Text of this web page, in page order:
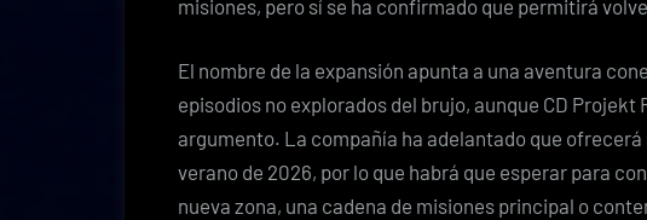
misiones, pero sí se ha confirmado que permitirá
El nombre de la expansión apunta a una aventura
episodios no explorados del brujo, aunque CD Projekt
argumento. La compañía ha adelantado que
verano de 2026, por lo que habrá que esperar para
nueva zona, una cadena de misiones principal o